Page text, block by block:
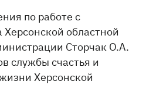
по работе с
областной
Сторчак O.A.
службы счастья и
Херсонской